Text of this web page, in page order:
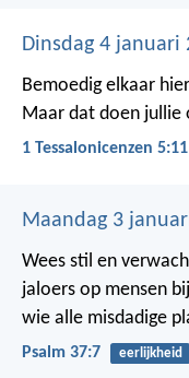
Dinsdag 4 januari
Bemoedig elkaar
Maar dat doen jullie
1 Tessalonicenzen 5:11
Maandag 3
Wees stil en
jaloers op mensen
wie alle misdadige
Psalm 37:7 eerlijkheid